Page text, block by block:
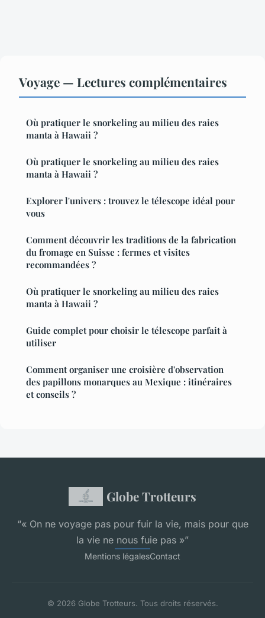
Voyage — Lectures complémentaires
Où pratiquer le snorkeling au milieu des raies
manta à Hawaii ?
Où pratiquer le snorkeling au milieu des raies
manta à Hawaii ?
Explorer l'univers : trouvez le télescope idéal pour
vous
Comment découvrir les traditions de la fabrication
du fromage en Suisse : fermes et visites
recommandées ?
Où pratiquer le snorkeling au milieu des raies
manta à Hawaii ?
Guide complet pour choisir le télescope parfait à
utiliser
Comment organiser une croisière d'observation
des papillons monarques au Mexique : itinéraires
et conseils ?
Globe Trotteurs
“« On ne voyage pas pour fuir la vie, mais pour que
la vie ne nous fuie pas »”
Mentions légalesContact
© 2026 Globe Trotteurs. Tous droits réservés.